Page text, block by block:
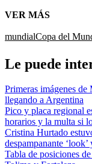
VER MÁS
mundialCopa del
Le puede
Primeras imágenes de
llegando a Argentina
Pico y placa regional
horarios y la multa si
Cristina Hurtado
despampanante
Tabla de posiciones